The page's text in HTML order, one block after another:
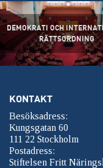
DEMOKRATI OCH
RÄTTSORDNING
KONTAKT
Besöksadress:
Kungsgatan 60
111 22 Stockholm
Postadress:
Stiftelsen Fritt